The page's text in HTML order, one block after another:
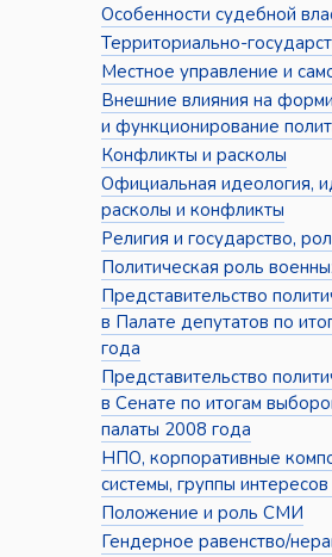
Особенности судебной
Территориально-
Местное управление и
Внешние влияния на
и функционирование
Конфликты и расколы
Официальная идеология,
расколы и конфликты
Религия и государство,
Политическая роль
Представительство
в Палате депутатов по
года
Представительство
в Сенате по итогам
палаты 2008 года
НПО, корпоративные
системы, группы
Положение и роль СМИ
Гендерное равенство/